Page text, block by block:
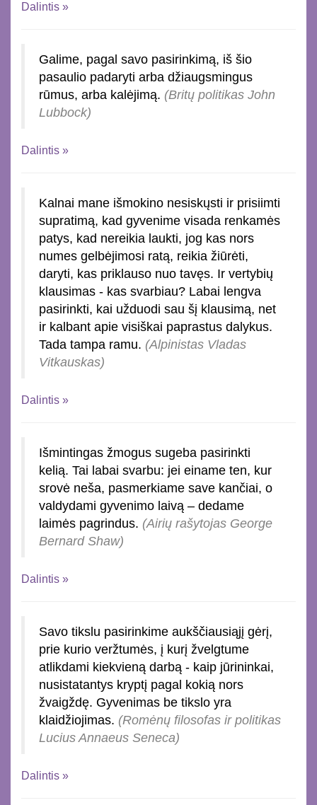
Dalintis »
Galime, pagal savo pasirinkimą, iš šio
pasaulio padaryti arba džiaugsmingus
rūmus, arba kalėjimą. (Britų politikas John
Lubbock)
Dalintis »
Kalnai mane išmokino nesiskųsti ir prisiimti
supratimą, kad gyvenime visada renkamės
patys, kad nereikia laukti, jog kas nors
numes gelbėjimosi ratą, reikia žiūrėti,
daryti, kas priklauso nuo tavęs. Ir vertybių
klausimas - kas svarbiau? Labai lengva
pasirinkti, kai užduodi sau šį klausimą, net
ir kalbant apie visiškai paprastus dalykus.
Tada tampa ramu. (Alpinistas Vladas
Vitkauskas)
Dalintis »
Išmintingas žmogus sugeba pasirinkti
kelią. Tai labai svarbu: jei einame ten, kur
srovė neša, pasmerkiame save kančiai, o
valdydami gyvenimo laivą – dedame
laimės pagrindus. (Airių rašytojas George
Bernard Shaw)
Dalintis »
Savo tikslu pasirinkime aukščiausiąjį gėrį,
prie kurio veržtumės, į kurį žvelgtume
atlikdami kiekvieną darbą - kaip jūrininkai,
nusistatantys kryptį pagal kokią nors
žvaigždę. Gyvenimas be tikslo yra
klaidžiojimas. (Romėnų filosofas ir politikas
Lucius Annaeus Seneca)
Dalintis »